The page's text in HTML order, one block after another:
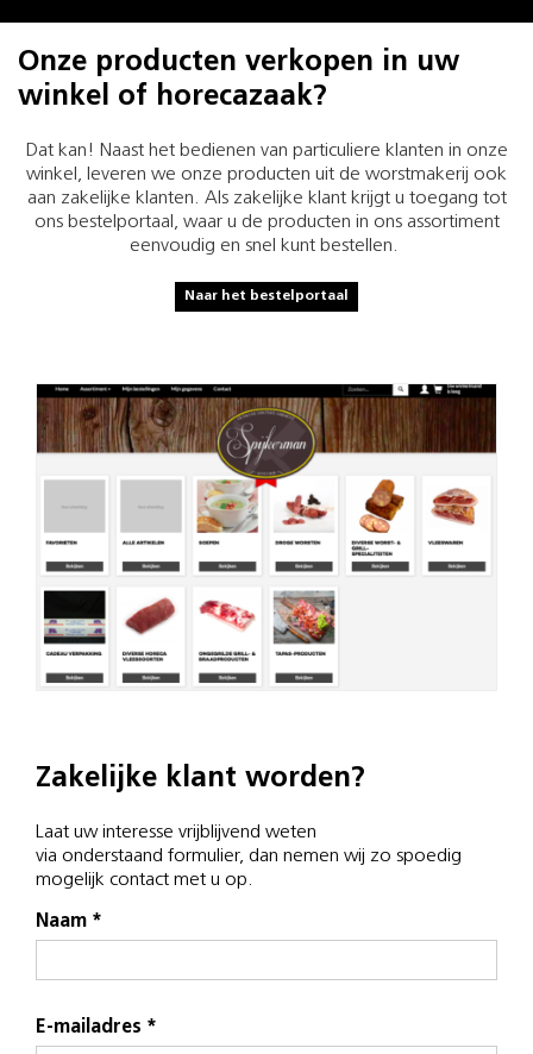
Onze producten verkopen in uw
winkel of horecazaak?
Dat kan! Naast het bedienen van particuliere klanten in onze
winkel, leveren we onze producten uit de worstmakerij ook
aan zakelijke klanten. Als zakelijke klant krijgt u toegang tot
ons bestelportaal, waar u de producten in ons assortiment
eenvoudig en snel kunt bestellen.
Naar het bestelportaal
Zakelijke klant worden?
Laat uw interesse vrijblijvend weten
via onderstaand formulier, dan nemen wij zo spoedig
mogelijk contact met u op.
Naam *
E-mailadres *